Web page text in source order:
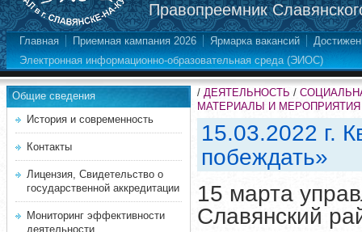
Правопреемник
Главная Приемная кампания 2026 Ярмарка вакансий
Электронная информационно-образовательная среда (ЭИОС)
Общие сведения
История и современность
Контакты
Лицензия, Свидетельство о
государственной аккредитации
Мониторинг эффективности
деятельности
/ ДЕЯТЕЛЬНОСТЬ /
МАТЕРИАЛЫ И
15.03.2022 г.
побеждать»
15 марта
Славянский